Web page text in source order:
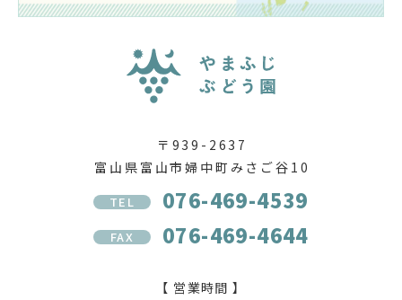
〒939-2637
富山県富山市婦中町みさご谷10
TEL 076-469-4539
FAX 076-469-4644
【 営業時間 】